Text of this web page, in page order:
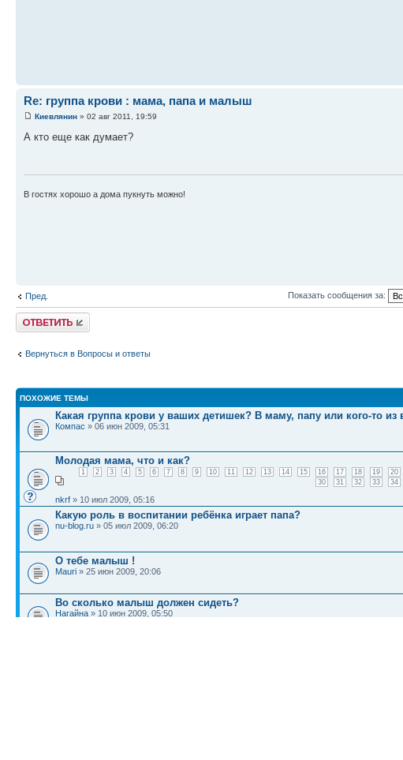
Re: группа крови : мама, папа и малыш
Киевлянин » 02 авг 2011, 19:59
А кто еще как думает?
В гостях хорошо а дома пукнуть можно!
Пред. Показать сообщения за:
Ответить
Вернуться в Вопросы и ответы
ПОХОЖИЕ ТЕМЫ
Какая группа крови у ваших детишек? В маму, папу или кого-то из
Компас » 06 июн 2009, 05:31
Молодая мама, что и как?
1 2 3 4 5 6 7 8 9 10 11 12 13 14 15 16 17 18 19 20
30
31 32 33 34
nkrf » 10 июл 2009, 05:16
Какую роль в воспитании ребёнка играет папа?
nu-blog.ru » 05 июл 2009, 06:20
О тебе малыш !
Mauri » 25 июн 2009, 20:06
Во сколько малыш должен сидеть?
Нагайна » 10 июн 2009, 05:50